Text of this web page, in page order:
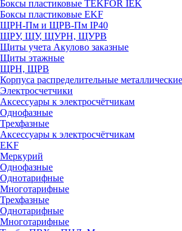
Боксы пластиковые TEKFOR IEK
Боксы пластиковые EKF
ЩРН-Пм и ЩРВ-Пм IP40
ЩРУ, ЩУ, ЩУРН, ЩУРВ
Щиты учета Акулово заказные
Щиты этажные
ЩРН, ЩРВ
Корпуса распределительные
Электросчетчики
Аксессуары к электросчётчикам
Однофазные
Трехфазные
Аксессуары к электросчётчикам
EKF
Меркурий
Однофазные
Однотарифные
Многотарифные
Трехфазные
Однотарифные
Многотарифные